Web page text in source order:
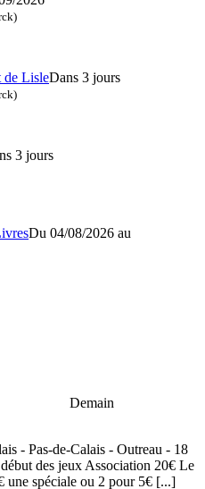
de LisleDans 3 jours
3 jours
Du 04/08/2026 au
Demain
- Pas-de-Calais - Outreau - 18
des jeux Association 20€ Le
une spéciale ou 2 pour 5€ [...]